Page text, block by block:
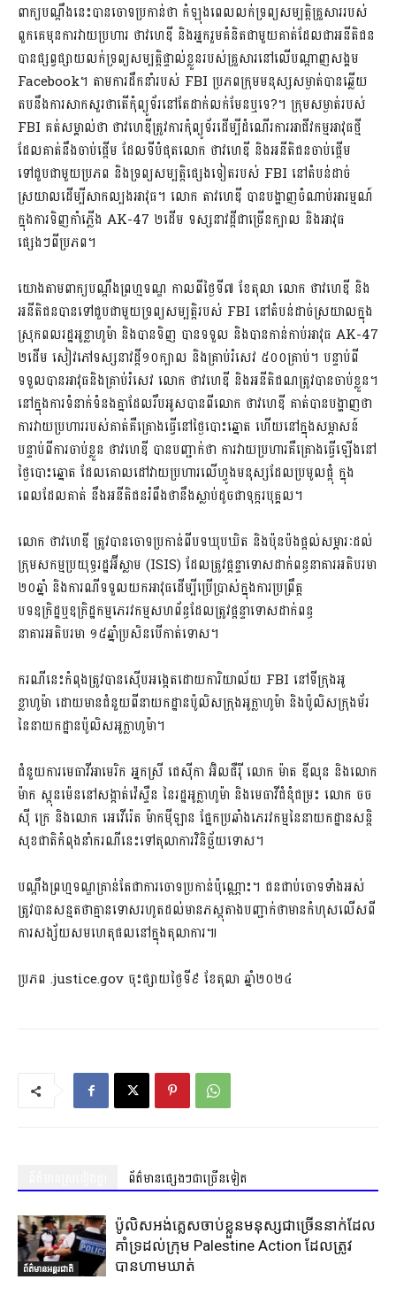
ពាក្យបណ្តឹងនេះបានចោទប្រកាន់ថា កំឡុងពេលលក់ទ្រព្យសម្បត្តិគ្រួសាររបស់
ពួកគេមុនការវាយប្រហារ ថាវហេឌី និងអ្នករួមគំនិតជាមួយគាត់ដែលជាអនីតិជន
បានផ្សព្វផ្សាយលក់ទ្រព្យសម្បត្តិផ្ទាល់ខ្លួនរបស់គ្រួសារនៅលើបណ្តាញសង្គម
Facebook។ តាមការដឹកនាំរបស់ FBI ប្រភពក្រុមមនុស្សសម្ងាត់បានឆ្លើយ
តបនឹងការសាកសួរថាតើកុំព្យូទ័រនៅតែដាក់លក់មែនឬទេ?។ ក្រុមសម្ងាត់របស់
FBI គត់សម្គាល់ថា ថាវហេឌីត្រូវការកុំព្យូទ័រដើម្បីដំណើរការអាជីវកម្មអាវុធថ្មី
ដែលគាត់នឹងចាប់ផ្តើម ដែលទីបំផុតលោក ថាវហេឌី និងអនីតិជនចាប់ផ្តើម
ទៅជួបជាមួយប្រភព និងទ្រព្យសម្បត្តិផ្សេងទៀតរបស់ FBI នៅតំបន់ដាច់
ស្រយាលដើម្បីសាកល្បងអាវុធ។ លោក តាវហេឌី បានបង្ហាញចំណាប់អារម្មណ៍
ក្នុងការទិញកាំភ្លើង AK-47 ២ដើម ទស្សនាវដ្តីជាច្រើនក្បាល និងអាវុធ
ផ្សេងៗពីប្រភព។
យោងតាមពាក្យបណ្តឹងព្រហ្មទណ្ឌ កាលពីថ្ងៃទី៧ ខែតុលា លោក ថាវហេឌី និង
អនីតិជនបានទៅជួបជាមួយទ្រព្យសម្បត្តិរបស់ FBI នៅតំបន់ដាច់ស្រយាលក្នុង
ស្រុកពលរដ្ឋអូខ្លាហូម៉ា និងបានទិញ បានទទួល និងបានកាន់កាប់អាវុធ AK-47
២ដើម សៀវភៅទស្សនាវដ្តី១០ក្បាល និងគ្រាប់រំសេវ ៥០០គ្រាប់។ បន្ទាប់ពី
ទទួលបានអាវុធនិងគ្រាប់រំសេវ លោក ថាវហេឌី និងអនីតិជណត្រូវបានចាប់ខ្លួន។
នៅក្នុងការទំនាក់ទំនងគ្នាដែលរឹបអូសបានពីលោក ថាវហេឌី គាត់បានបង្ហាញថា
ការវាយប្រហាររបស់គាត់គឺគ្រោងធ្វើនៅថ្ងៃបោះឆ្នោត ហើយនៅក្នុងសម្ភាសន៍
បន្ទាប់ពីការចាប់ខ្លួន ថាវហេឌី បានបញ្ជាក់ថា ការវាយប្រហារគឺគ្រោងធ្វើឡើងនៅ
ថ្ងៃបោះឆ្នោត ដែលគោលដៅវាយប្រហារលើហ្វូងមនុស្សដែលប្រមូលផ្តុំ ក្នុង
ពេលដែលគាត់ នឹងអនីតិជនរំពឹងថានឹងស្លាប់ដូចជាទុក្ករបុគ្គល។
លោក ថាវហេឌី ត្រូវបានចោទប្រកាន់ពីបទឃុបឃិត និងប៉ុនប៉ងផ្តល់សម្ភារៈដល់
ក្រុមសកម្មប្រយុទ្ធរដ្ឋអ៊ីស្លាម (ISIS) ដែលត្រូវផ្តន្ទាទោសដាក់ពន្ធនាគារអតិបរមា
២០ឆ្នាំ និងការណីទទួលយកអាវុធដើម្បីប្រើប្រាស់ក្នុងការប្រព្រឹត្ត
បទឧក្រិដ្ឋឬឧក្រិដ្ឋកម្មភេរវកម្មសហព័ន្ធដែលត្រូវផ្តន្ទាទោសដាក់ពន្ធ
នាគារអតិបរមា ១៥ឆ្នាំប្រសិន​បើកាត់ទោស។
ករណីនេះកំពុងត្រូវបានស៊ើបអង្កេតដោយការិយាល័យ FBI នៅទីក្រុងអូ
ខ្លាហូម៉ា ដោយមានជំនួយពីនាយកដ្ឋានប៉ូលិសក្រុងអូក្លាហូម៉ា និងប៉ូលិសក្រុងម័រ
នៃនាយកដ្ឋានប៉ូលិសអូក្លាហូម៉ា។
ជំនួយការមេធាវីអាមេរិក អ្នកស្រី ជេស៊ីកា អ៊ិលផឺរ៉ី លោក ម៉ាត ឌីលុន និងលោក
ម៉ាក ស្តុនម៉េននៅសង្កាត់វ៉េស្ទឺន នៃរដ្ឋអូក្លាហូម៉ា និងមេធាវីជំនុំជម្រះ លោក ចច
ស៊ី ក្រេ និងលោក អេវើរ៉េត ម៉ាកម៉ីឡាន ផ្នែកប្រឆាំងភេរវកម្មនៃនាយកដ្ឋានសន្តិ
សុខជាតិកំពុងនាំករណីនេះទៅតុលាការវិនិច្ឆ័យទោស។
បណ្តឹងព្រហ្មទណ្ឌគ្រាន់តែជាការចោទប្រកាន់ប៉ុណ្ណោះ។ ជនជាប់ចោទទាំងអស់
ត្រូវបានសន្មតថាគ្មានទោសរហូតដល់មានភស្តុតាងបញ្ជាក់ថាមានកំហុសលើសពី
ការសង្ស័យសមហេតុផលនៅក្នុងតុលាការ៕
ប្រភព .justice.gov ចុះផ្សាយថ្ងៃទី៩ ខែតុលា ឆ្នាំ២០២៤
ព័ត៌មានផ្សេងៗជាច្រើនទៀត
ព័ត៌មានអន្តរជាតិ
ប៉ូលិសអង់គ្លេសចាប់ខ្លួនមនុស្សជាច្រើននាក់ដែល
គាំទ្រដល់ក្រុម Palestine Action ដែលត្រូវ
បានហាមឃាត់